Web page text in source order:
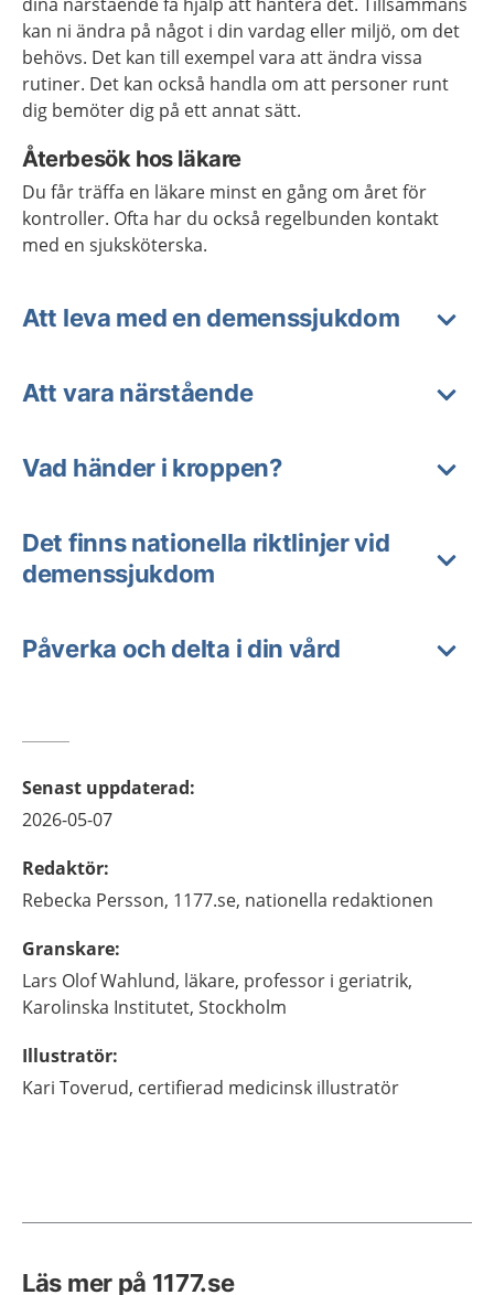
kan ni ändra på något i din vardag eller miljö, om det
behövs. Det kan till exempel vara att ändra vissa
rutiner. Det kan också handla om att personer runt
dig bemöter dig på ett annat sätt.
Återbesök hos läkare
Du får träffa en läkare minst en gång om året för
kontroller. Ofta har du också regelbunden kontakt
med en sjuksköterska.
Att leva med en demenssjukdom
Att vara närstående
Vad händer i kroppen?
Det finns nationella riktlinjer vid
demenssjukdom
Påverka och delta i din vård
Senast uppdaterad:
2026-05-07
Redaktör:
Rebecka Persson, 1177.se, nationella redaktionen
Granskare:
Lars OlofWahlund, läkare, professor i geriatrik,
Karolinska Institutet, Stockholm
Illustratör:
Kari Toverud, certifierad medicinsk illustratör
Läs mer på 1177.se